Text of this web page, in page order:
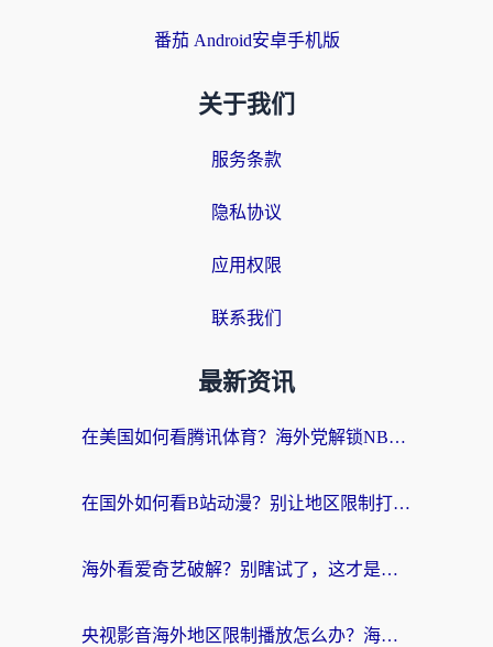
番茄 Android安卓手机版
关于我们
服务条款
隐私协议
应用权限
联系我们
最新资讯
在美国如何看腾讯体育？海外党解锁NBA欧洲杯直播的终极攻略
在国外如何看B站动漫？别让地区限制打断你的追番节奏
海外看爱奇艺破解？别瞎试了，这才是留学生华人追剧看球的正确打开方式
央视影音海外地区限制播放怎么办？海外党亲测有效的回国加速指南